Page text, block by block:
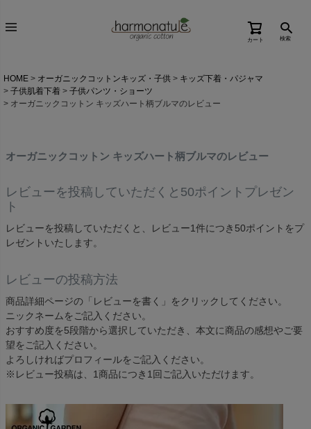
カート 検索
HOME オーガニックコットンキッズ・子供
キッズ下着・パジャマ
子供肌着下着
子供パンツ・ショーツ
オーガニックコットン キッズハート柄ブルマのレビュー
オーガニックコットン キッズハート柄ブルマのレビュー
レビューを投稿していただくと50ポイントプレゼン
ト
レビューを投稿していただくと、レビュー1件につき50ポイントをプ
レゼントいたします。
レビューの投稿方法
商品詳細ページの「レビューを書く」をクリックしてください。
ニックネームをご記入ください。
おすすめ度を5段階から選択していただき、本文に商品の感想やご要
望をご記入ください。
よろしければプロフィールをご記入ください。
※レビュー投稿は、1商品につき1回ご記入いただけます。